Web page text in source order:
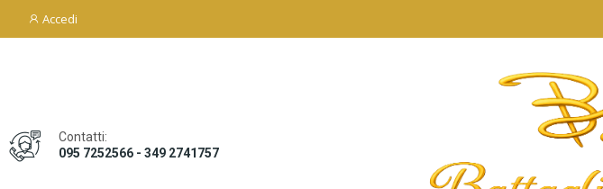
Accedi
Contatti:
095 7252566 - 349 2741757